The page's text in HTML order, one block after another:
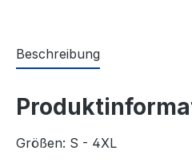
Beschreibung
Größen: S - 4XL